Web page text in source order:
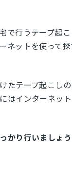
で行うテープ起
ネットを使って
たテープ起こし
はインターネッ
かり行いましょう